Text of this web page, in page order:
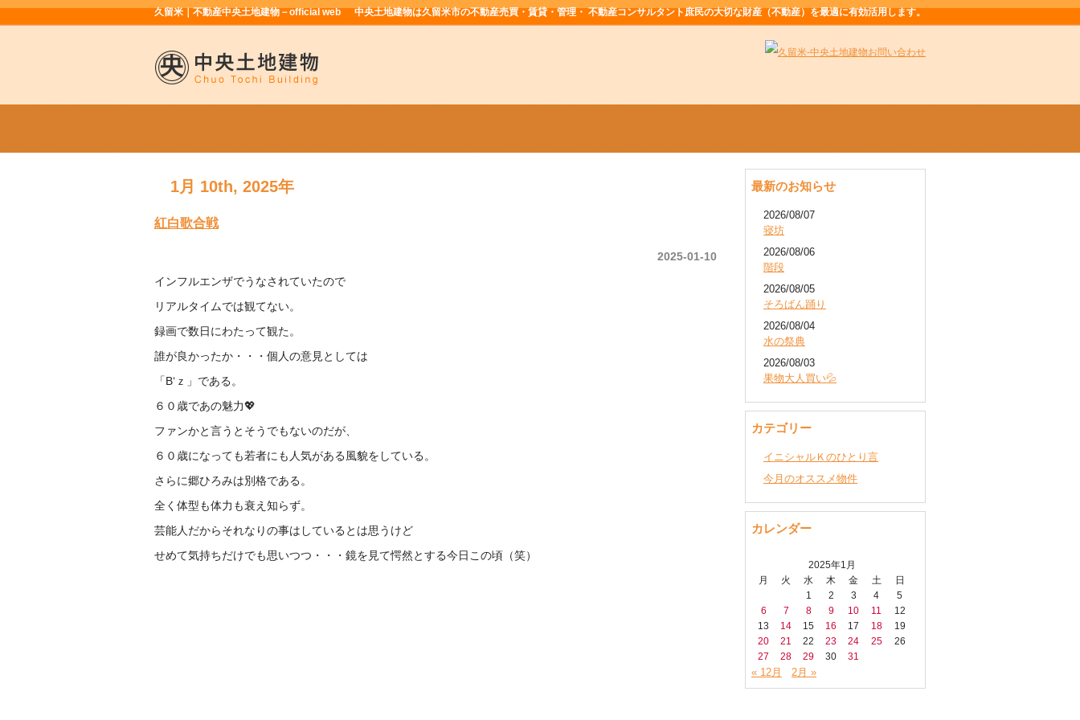
久留米｜不動産中央土地建物－official web 中央土地建物は久留米市の不動産売買・賃貸・管理・ 不動産コンサルタント庶民の大切な財産（不動産）を最適に有効活用します。
1月 10th, 2025年
紅白歌合戦
2025-01-10
インフルエンザでうなされていたので
リアルタイムでは観てない。
録画で数日にわたって観た。
誰が良かったか・・・個人の意見としては
「B‘ｚ」である。
６０歳であの魅力💖
ファンかと言うとそうでもないのだが、
６０歳になっても若者にも人気がある風貌をしている。
さらに郷ひろみは別格である。
全く体型も体力も衰え知らず。
芸能人だからそれなりの事はしているとは思うけど
せめて気持ちだけでも思いつつ・・・鏡を見て愕然とする今日この頃（笑）
最新のお知らせ
2026/08/07
寝坊
2026/08/06
階段
2026/08/05
そろばん踊り
2026/08/04
水の祭典
2026/08/03
果物大人買い💦
カテゴリー
イニシャルＫのひとり言
今月のオススメ物件
カレンダー
2025年1月
月
火 水 木 金 土
日
1
2 3 4
5
6
7 8 9 10 11
12
13
14 15 16 17 18
19
20
21 22 23 24 25
26
27
28 29 30 31
« 12月 2月 »